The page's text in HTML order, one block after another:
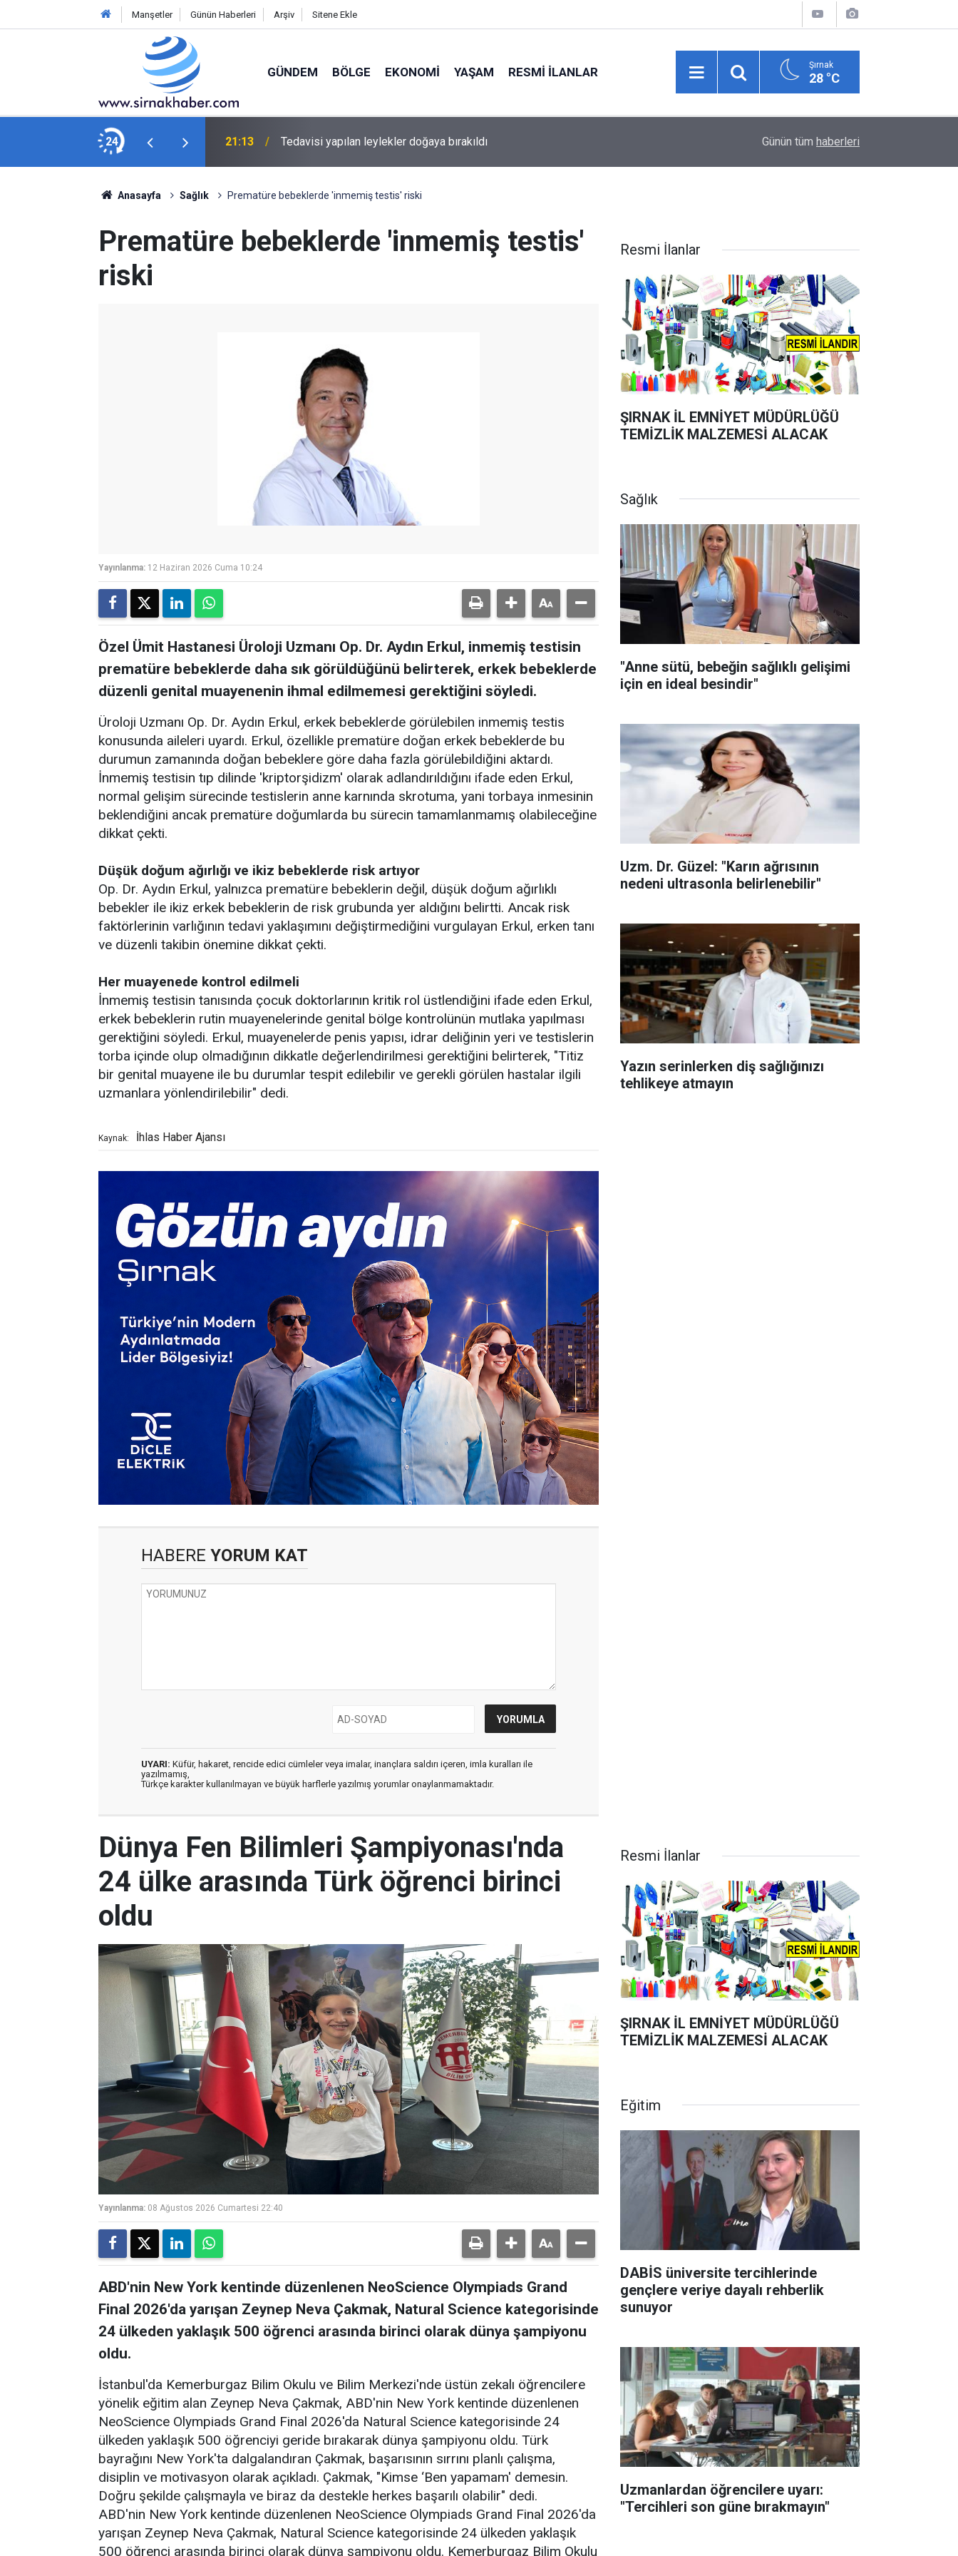
Manşetler Günün Haberleri Arşiv Sitene Ekle
GÜNDEM BÖLGE EKONOMI YAŞAM RESMI İLANLAR Şırnak
28 °C
24
Köşe Yazarımız Erkan Özkalay’a
21:13 Tedavisi yapılan leylekler doğaya bırakıldı Gazeteci Duygu Öksüz Canova son yolculuğuna
Günün tüm haberleri
Anasayfa Sağlık Prematüre bebeklerde 'inmemiş testis' riski
Prematüre bebeklerde 'inmemiş testis'
riski
Yayınlanma: 12 Haziran 2026 Cuma 10:24
Özel Ümit Hastanesi Üroloji Uzmanı Op. Dr. Aydın Erkul, inmemiş testisin
prematüre bebeklerde daha sık görüldüğünü belirterek, erkek bebeklerde
düzenli genital muayenenin ihmal edilmemesi gerektiğini söyledi.
Üroloji Uzmanı Op. Dr. Aydın Erkul, erkek bebeklerde görülebilen inmemiş testis
konusunda aileleri uyardı. Erkul, özellikle prematüre doğan erkek bebeklerde bu
durumun zamanında doğan bebeklere göre daha fazla görülebildiğini aktardı.
İnmemiş testisin tıp dilinde 'kriptorşidizm' olarak adlandırıldığını ifade eden Erkul,
normal gelişim sürecinde testislerin anne karnında skrotuma, yani torbaya inmesinin
beklendiğini ancak prematüre doğumlarda bu sürecin tamamlanmamış olabileceğine
dikkat çekti.
Düşük doğum ağırlığı ve ikiz bebeklerde risk artıyor
Op. Dr. Aydın Erkul, yalnızca prematüre bebeklerin değil, düşük doğum ağırlıklı
bebekler ile ikiz erkek bebeklerin de risk grubunda yer aldığını belirtti. Ancak risk
faktörlerinin varlığının tedavi yaklaşımını değiştirmediğini vurgulayan Erkul, erken tanı
ve düzenli takibin önemine dikkat çekti.
Her muayenede kontrol edilmeli
İnmemiş testisin tanısında çocuk doktorlarının kritik rol üstlendiğini ifade eden Erkul,
erkek bebeklerin rutin muayenelerinde genital bölge kontrolünün mutlaka yapılması
gerektiğini söyledi. Erkul, muayenelerde penis yapısı, idrar deliğinin yeri ve testislerin
torba içinde olup olmadığının dikkatle değerlendirilmesi gerektiğini belirterek, "Titiz
bir genital muayene ile bu durumlar tespit edilebilir ve gerekli görülen hastalar ilgili
uzmanlara yönlendirilebilir" dedi.
Kaynak: İhlas Haber Ajansı
HABERE YORUM KAT
UYARI: Küfür, hakaret, rencide edici cümleler veya imalar, inançlara saldırı içeren, imla kuralları ile
yazılmamış,
Türkçe karakter kullanılmayan ve büyük harflerle yazılmış yorumlar onaylanmamaktadır.
Resmi İlanlar
ŞIRNAK İL EMNİYET MÜDÜRLÜĞÜ
TEMİZLİK MALZEMESİ ALACAK
Sağlık
"Anne sütü, bebeğin sağlıklı gelişimi
için en ideal besindir"
Uzm. Dr. Güzel: "Karın ağrısının
nedeni ultrasonla belirlenebilir"
Yazın serinlerken diş sağlığınızı
tehlikeye atmayın
Dünya Fen Bilimleri Şampiyonası'nda
24 ülke arasında Türk öğrenci birinci
oldu
Yayınlanma: 08 Ağustos 2026 Cumartesi 22:40
ABD'nin New York kentinde düzenlenen NeoScience Olympiads Grand
Final 2026'da yarışan Zeynep Neva Çakmak, Natural Science kategorisinde
24 ülkeden yaklaşık 500 öğrenci arasında birinci olarak dünya şampiyonu
oldu.
İstanbul'da Kemerburgaz Bilim Okulu ve Bilim Merkezi'nde üstün zekalı öğrencilere
yönelik eğitim alan Zeynep Neva Çakmak, ABD'nin New York kentinde düzenlenen
NeoScience Olympiads Grand Final 2026'da Natural Science kategorisinde 24
ülkeden yaklaşık 500 öğrenciyi geride bırakarak dünya şampiyonu oldu. Türk
bayrağını New York'ta dalgalandıran Çakmak, başarısının sırrını planlı çalışma,
disiplin ve motivasyon olarak açıkladı. Çakmak, "Kimse ‘Ben yapamam' demesin.
Doğru şekilde çalışmayla ve biraz da destekle herkes başarılı olabilir" dedi.
ABD'nin New York kentinde düzenlenen NeoScience Olympiads Grand Final 2026'da
yarışan Zeynep Neva Çakmak, Natural Science kategorisinde 24 ülkeden yaklaşık
500 öğrenci arasında birinci olarak dünya şampiyonu oldu. Kemerburgaz Bilim Okulu
Resmi İlanlar
ŞIRNAK İL EMNİYET MÜDÜRLÜĞÜ
TEMİZLİK MALZEMESİ ALACAK
Eğitim
DABİS üniversite tercihlerinde
gençlere veriye dayalı rehberlik
sunuyor
Uzmanlardan öğrencilere uyarı:
"Tercihleri son güne bırakmayın"